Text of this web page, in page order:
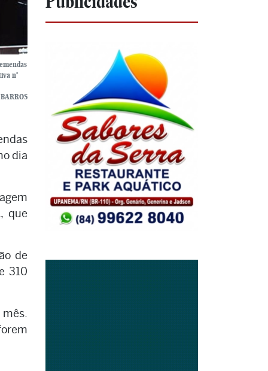
n°
dia
que
de
310